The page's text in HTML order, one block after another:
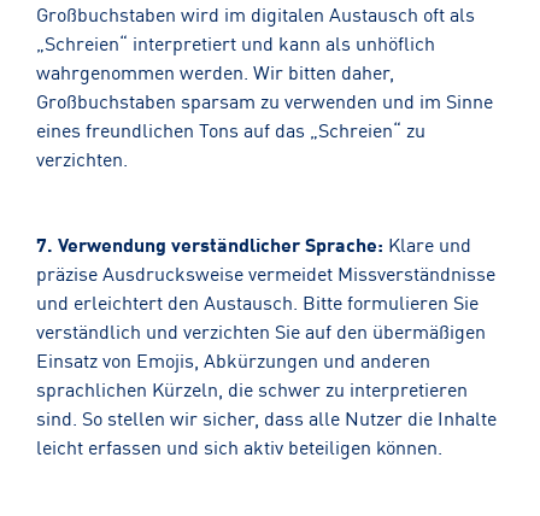
Großbuchstaben wird im digitalen Austausch oft als
„Schreien“ interpretiert und kann als unhöflich
wahrgenommen werden. Wir bitten daher,
Großbuchstaben sparsam zu verwenden und im Sinne
eines freundlichen Tons auf das „Schreien“ zu
verzichten.
7. Verwendung verständlicher Sprache: Klare und
präzise Ausdrucksweise vermeidet Missverständnisse
und erleichtert den Austausch. Bitte formulieren Sie
verständlich und verzichten Sie auf den übermäßigen
Einsatz von Emojis, Abkürzungen und anderen
sprachlichen Kürzeln, die schwer zu interpretieren
sind. So stellen wir sicher, dass alle Nutzer die Inhalte
leicht erfassen und sich aktiv beteiligen können.